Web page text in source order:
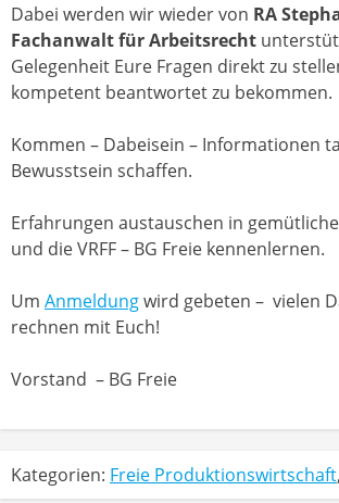
Dabei werden wir wieder von RA
Fachanwalt für Arbeitsrecht
Gelegenheit Eure Fragen direkt zu
kompetent beantwortet zu bekommen.
Kommen – Dabeisein – Informationen
Bewusstsein schaffen.
Erfahrungen austauschen in
und die VRFF – BG Freie kennenlernen.
Um Anmeldungwird gebeten – vielen
rechnen mit Euch!
Vorstand – BG Freie
Kategorien: Freie Produktionswirtschaft,